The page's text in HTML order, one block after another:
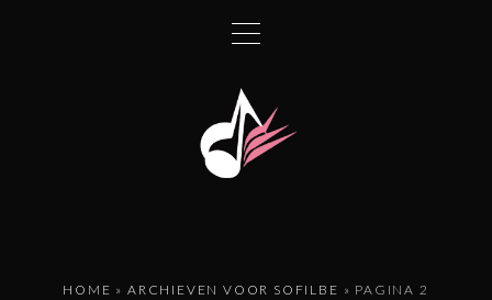
HOME »ARCHIEVEN VOOR SOFILBE » PAGINA 2